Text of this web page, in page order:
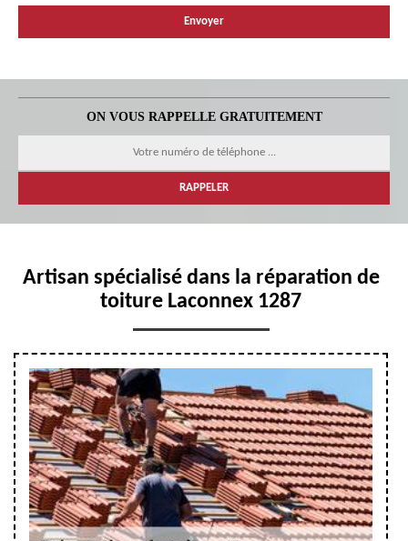
ON VOUS RAPPELLE GRATUITEMENT
Artisan spécialisé dans la réparation de
toiture Laconnex 1287